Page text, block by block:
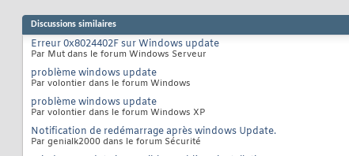
Discussions similaires
Erreur 0x8024402F sur Windows update
Par Mut dans le forum Windows Serveur
problème windows update
Par volontier dans le forum Windows
problème windows update
Par volontier dans le forum Windows XP
Notification de redémarrage après windows Update.
Par genialk2000 dans le forum Sécurité